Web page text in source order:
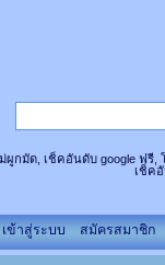
ผูกมัด, เช็คอันดับ google ฟรี,
เช็ค
เข้าสู่ระบบ สมัครสมาชิก